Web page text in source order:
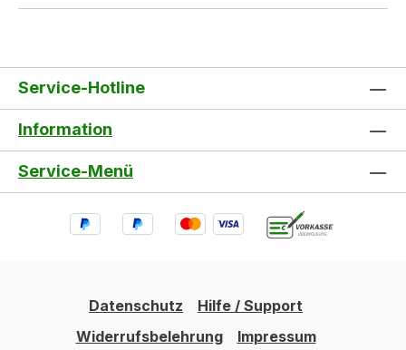
Service-Hotline
Information
Service-Menü
Datenschutz
Hilfe / Support
Widerrufsbelehrung
Impressum